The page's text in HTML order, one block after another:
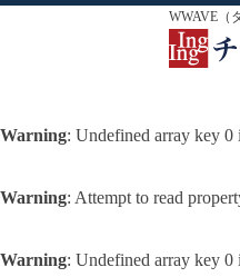
WWAVE（
Warning: Undefined array key 0
Warning: Attempt to read
Warning: Undefined array key 0